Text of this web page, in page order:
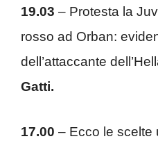
19.03 – Protesta la
rosso ad Orban:
dell’attaccante
Gatti.
17.00 – Ecco le scelte